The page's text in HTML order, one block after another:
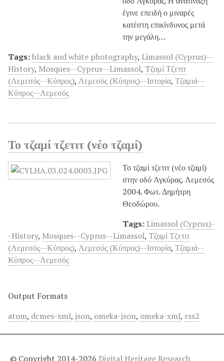
έγινε επειδή ο μιναρές
κατέστη επικίνδυνος μετά
την μεγάλη…
Tags:black and white photography, Limassol (Cyprus)--
History, Mosques--Cyprus--Limassol, Tζαμί Τζετιτ
(Λεμεσός--Κύπρος), Λεμεσός (Κύπρος)--Ιστορία, Τζαμιά--
Κύπρος--Λεμεσός
Το τζαμί τζετιτ (νέο τζαμί)
Το τζαμί τζετιτ (νέο τζαμί)
στην οδό Αγκύρας. Λεμεσός
2004. Φωτ. Δημήτρη
Θεοδώρου.
Tags: Limassol (Cyprus)-
-History, Mosques--Cyprus--Limassol, Tζαμί Τζετιτ
(Λεμεσός--Κύπρος), Λεμεσός (Κύπρος)--Ιστορία, Τζαμιά--
Κύπρος--Λεμεσός
Output Formats
atom, dcmes-xml, json, omeka-json, omeka-xml, rss2
© Copyright 2014-2026 Digital Heritage Research